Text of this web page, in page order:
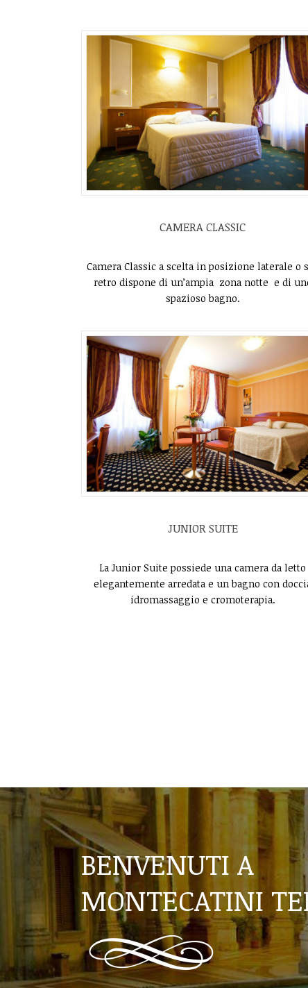
CAMERA CLASSIC
Camera Classic a scelta in posizione laterale o
retro dispone di un’ampia zona notte e di
spazioso bagno.
JUNIOR SUITE
La Junior Suite possiede una camera da letto
elegantemente arredata e un bagno con
idromassaggio e cromoterapia.
BENVENUTI A
MONTECATINI